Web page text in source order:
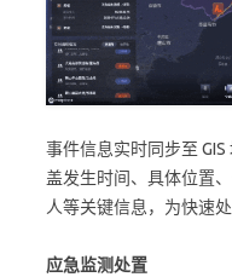
事件信息实时同步至
盖发生时间、具体位置
人等关键信息，为快速
应急监测处置